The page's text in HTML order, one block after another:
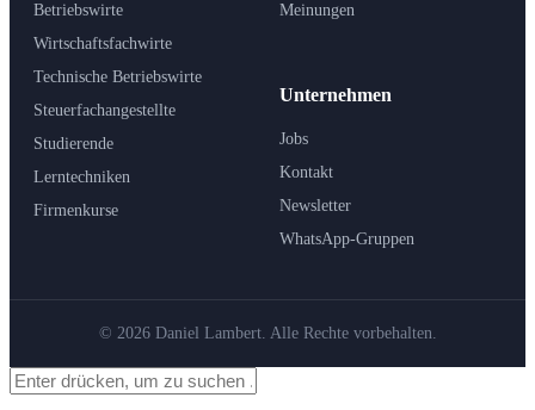
Betriebswirte
Wirtschaftsfachwirte
Technische Betriebswirte
Steuerfachangestellte
Studierende
Lerntechniken
Firmenkurse
Meinungen
Unternehmen
Jobs
Kontakt
Newsletter
WhatsApp-Gruppen
© 2026 Daniel Lambert. Alle Rechte vorbehalten.